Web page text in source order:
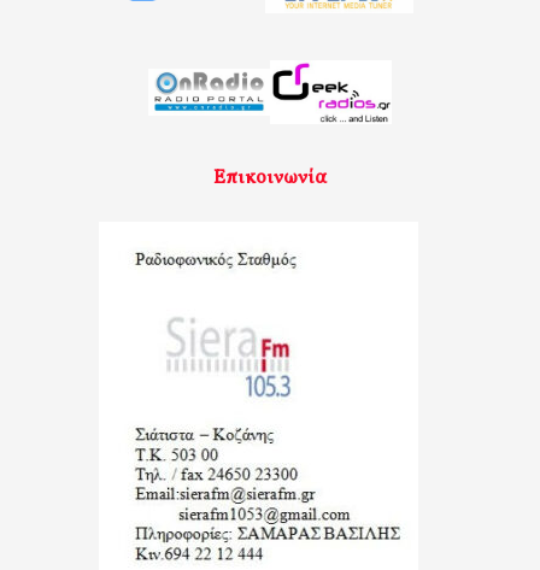
Επικοινωνία